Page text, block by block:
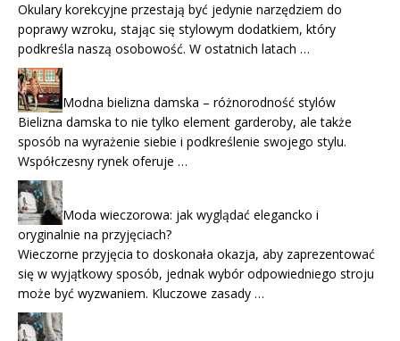
Okulary korekcyjne przestają być jedynie narzędziem do
poprawy wzroku, stając się stylowym dodatkiem, który
podkreśla naszą osobowość. W ostatnich latach …
Modna bielizna damska – różnorodność stylów
Bielizna damska to nie tylko element garderoby, ale także
sposób na wyrażenie siebie i podkreślenie swojego stylu.
Współczesny rynek oferuje …
Moda wieczorowa: jak wyglądać elegancko i
oryginalnie na przyjęciach?
Wieczorne przyjęcia to doskonała okazja, aby zaprezentować
się w wyjątkowy sposób, jednak wybór odpowiedniego stroju
może być wyzwaniem. Kluczowe zasady …